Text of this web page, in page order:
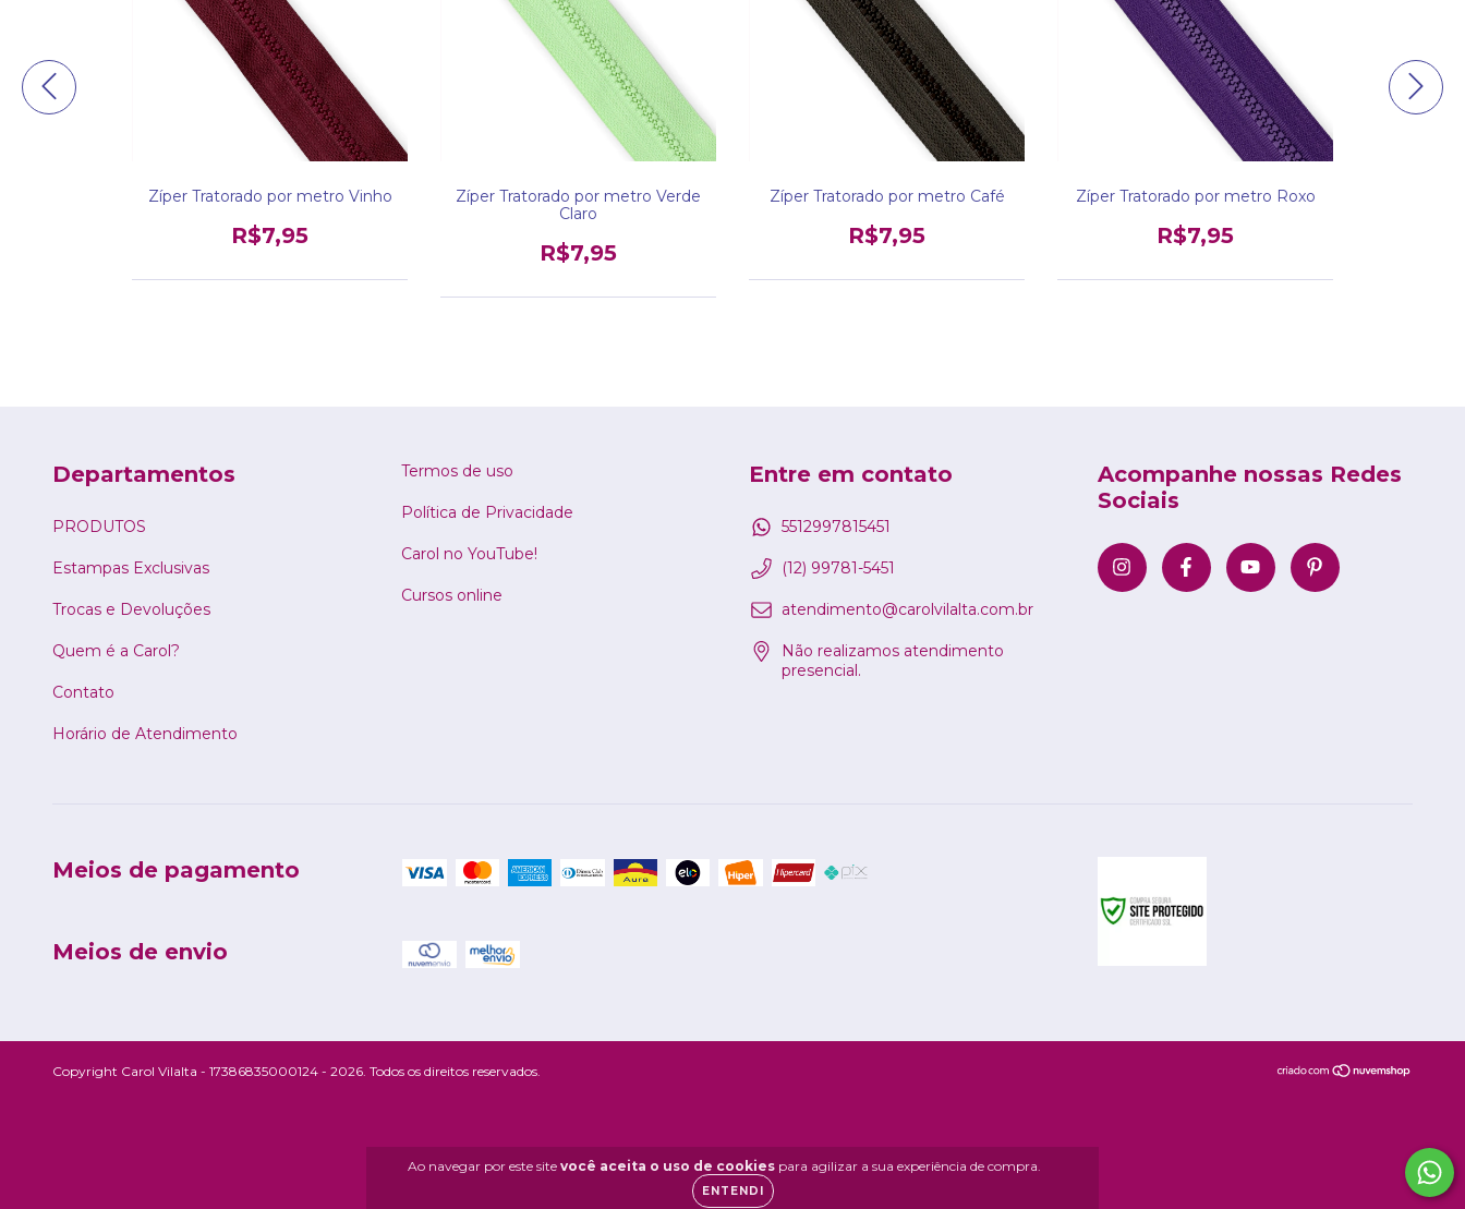
Ao navegar por este site você aceita o uso de cookiespara agilizar a sua experiência de compra.
ENTENDI
Zíper Tratorado por metro Vinho
R$7,95
Zíper Tratorado por metro Verde
Claro
R$7,95
Zíper Tratorado por metro Café
R$7,95
Zíper Tratorado por metro Roxo
R$7,95
Departamentos
PRODUTOS
Estampas Exclusivas
Trocas e Devoluções
Quem é a Carol?
Contato
Horário de Atendimento
Termos de uso
Política de Privacidade
Carol no YouTube!
Cursos online
Entre em contato
5512997815451
(12) 99781-5451
atendimento@carolvilalta.com.br
Não realizamos atendimento
presencial.
Acompanhe nossas Redes
Sociais
Meios de pagamento
Meios de envio
Copyright Carol Vilalta - 17386835000124 - 2026. Todos os direitos reservados.